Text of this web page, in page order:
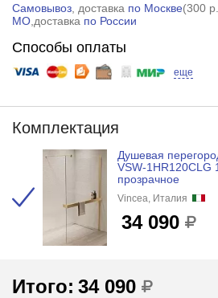
Самовывоз, доставка по Москве(300 р.
МО,доставка по России
Способы оплаты
еще
Комплектация
Душевая
VSW-1HR120CLG
прозрачное
Vincea, Италия
34 090
Итого: 34 090